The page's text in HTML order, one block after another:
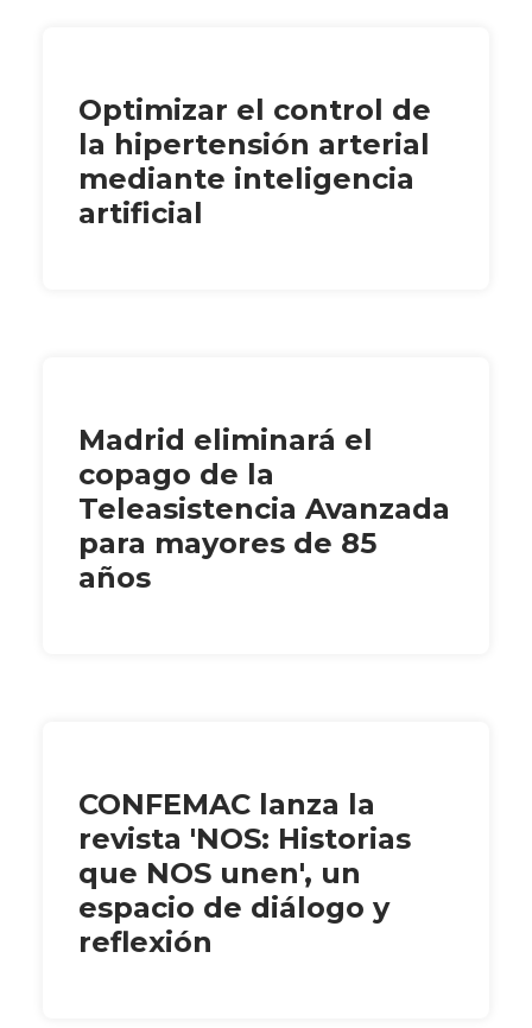
Optimizar el control de
la hipertensión arterial
mediante inteligencia
artificial
Madrid eliminará el
copago de la
Teleasistencia Avanzada
para mayores de 85
años
CONFEMAC lanza la
revista 'NOS: Historias
que NOS unen', un
espacio de diálogo y
reflexión